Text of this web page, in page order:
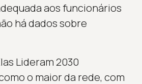
aos funcionários
há dados sobre
Lideram 2030
o maior da rede, com